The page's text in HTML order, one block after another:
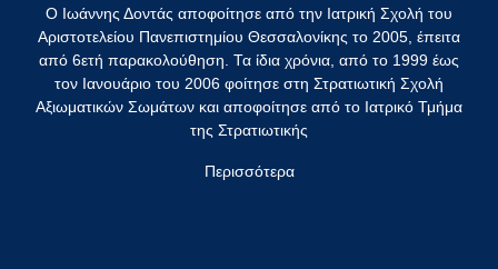
Ο Ιωάννης Δοντάς αποφοίτησε από την Ιατρική Σχολή του
Αριστοτελείου Πανεπιστημίου Θεσσαλονίκης το 2005, έπειτα
από 6ετή παρακολούθηση. Τα ίδια χρόνια, από το 1999 έως
τον Ιανουάριο του 2006 φοίτησε στη Στρατιωτική Σχολή
Αξιωματικών Σωμάτων και αποφοίτησε από το Ιατρικό Τμήμα
της Στρατιωτικής
Περισσότερα